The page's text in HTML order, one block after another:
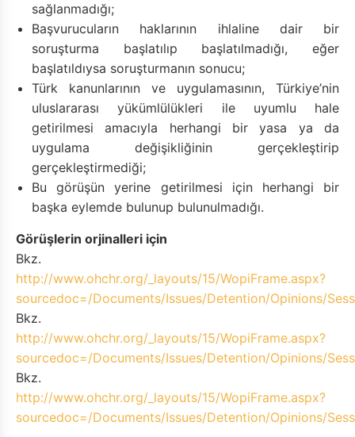
sağlanmadığı;
Başvurucuların haklarının ihlaline dair bir
soruşturma başlatılıp başlatılmadığı, eğer
başlatıldıysa soruşturmanın sonucu;
Türk kanunlarının ve uygulamasının, Türkiye’nin
uluslararası yükümlülükleri ile uyumlu hale
getirilmesi amacıyla herhangi bir yasa ya da
uygulama değişikliğinin gerçekleştirip
gerçekleştirmediği;
Bu görüşün yerine getirilmesi için herhangi bir
başka eylemde bulunup bulunulmadığı.
Görüşlerin orjinalleri için
Bkz.
http://www.ohchr.org/_layouts/15/WopiFrame.aspx?
sourcedoc=/Documents/Issues/Detention/Opinions/
Bkz.
http://www.ohchr.org/_layouts/15/WopiFrame.aspx?
sourcedoc=/Documents/Issues/Detention/Opinions/
Bkz.
http://www.ohchr.org/_layouts/15/WopiFrame.aspx?
sourcedoc=/Documents/Issues/Detention/Opinions/